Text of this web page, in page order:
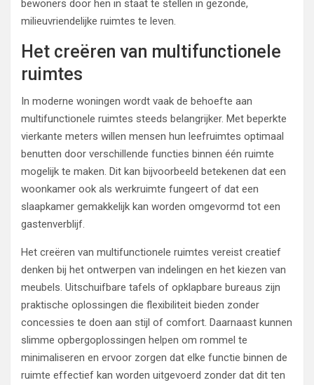
bewoners door hen in staat te stellen in gezonde,
milieuvriendelijke ruimtes te leven.
Het creëren van multifunctionele
ruimtes
In moderne woningen wordt vaak de behoefte aan
multifunctionele ruimtes steeds belangrijker. Met beperkte
vierkante meters willen mensen hun leefruimtes optimaal
benutten door verschillende functies binnen één ruimte
mogelijk te maken. Dit kan bijvoorbeeld betekenen dat een
woonkamer ook als werkruimte fungeert of dat een
slaapkamer gemakkelijk kan worden omgevormd tot een
gastenverblijf.
Het creëren van multifunctionele ruimtes vereist creatief
denken bij het ontwerpen van indelingen en het kiezen van
meubels. Uitschuifbare tafels of opklapbare bureaus zijn
praktische oplossingen die flexibiliteit bieden zonder
concessies te doen aan stijl of comfort. Daarnaast kunnen
slimme opbergoplossingen helpen om rommel te
minimaliseren en ervoor zorgen dat elke functie binnen de
ruimte effectief kan worden uitgevoerd zonder dat dit ten